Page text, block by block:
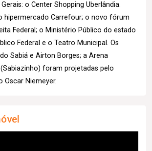
o Center Shopping Uberlândia.
hipermercado Carrefour; o novo fórum
Federal; o Ministério Público do estado
Federal e o Teatro Municipal. Os
Sabiá e Airton Borges; a Arena
foram projetadas pelo
Niemeyer.